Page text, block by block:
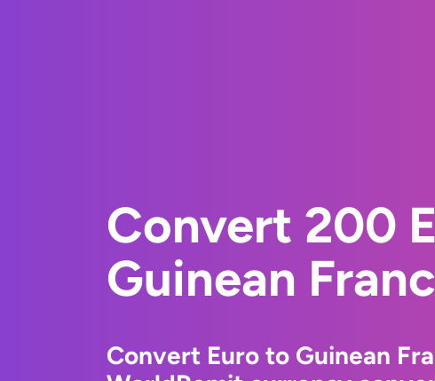
Convert 200
Guinean Franc
Convert Euro to Guinean